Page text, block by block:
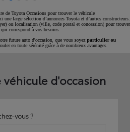
de Toyota Occasions pour trouver le véhicule
une large sélection d’annonces Toyota et d’autres constructeurs.
ou localisation (ville, code postal et concession) pour trouver
correspond à vos besoins.
future auto d'occasion, que vous soyez particulier ou
en toute sérénité grâce à de nombreux avantages.
véhicule d'occasion
vous ?